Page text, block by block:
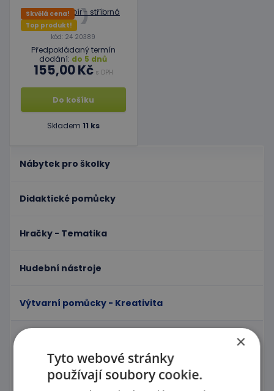
Nábytek pro školky
Didaktické pomůcky
Hračky - Tematika
Hudební nástroje
Výtvarní pomůcky - Kreativita
Sušičky výkresů
Skvělá cena!
Top produkt!
kód: 24 20389
Předpokládaný termín
dodání: do 5 dnů
155,00 Kčs DPH
Do košíku
Skladem 11 ks
×
Tyto webové stránky
používají soubory cookie.